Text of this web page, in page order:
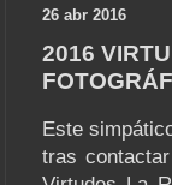
26 abr 2016
2016
Este
tras